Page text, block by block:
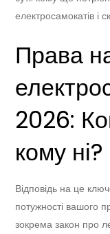
електросамокатів і
Права
2026:
кому ні?
Відповідь на це
потужності вашого
зокрема закон про